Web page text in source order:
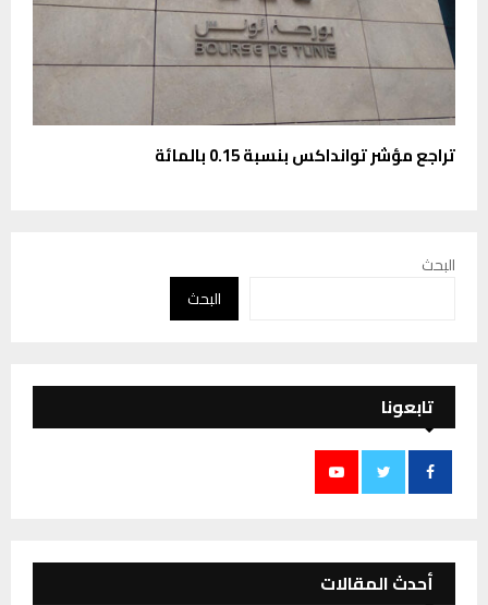
تراجع مؤشر توانداكس بنسبة 0.15 بالمائة
البحث
البحث
تابعونا
أحدث المقالات